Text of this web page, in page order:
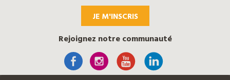
JE M'INSCRIS
Rejoignez notre communauté